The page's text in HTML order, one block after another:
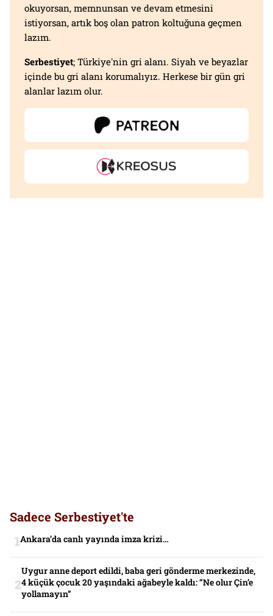
okuyorsan, memnunsan ve devam etmesini
istiyorsan, artık boş olan patron koltuğuna geçmen
lazım.
Serbestiyet; Türkiye'nin gri alanı. Siyah ve beyazlar
içinde bu gri alanı korumalıyız. Herkese bir gün gri
alanlar lazım olur.
Sadece Serbestiyet'te
Ankara’da canlı yayında imza krizi…
Uygur anne deport edildi, baba geri gönderme merkezinde,
4 küçük çocuk 20 yaşındaki ağabeyle kaldı: “Ne olur Çin’e
yollamayın”